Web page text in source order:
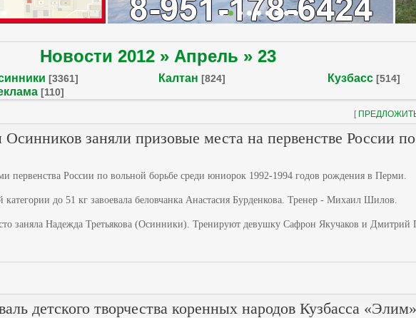
Новости 2012 » Апрель » 23
[3361] Калтан [824] Кузбасс [514]
[110]
[
заняли призовые места на первенстве России
первенства России по вольной борьбе среди юниорок 1992-1994 годов рождения в Перми.
категории до 51 кг завоевала беловчанка Анастасия Бурденкова. Тренер - Михаил Шилов.
заняла Надежда Третьякова (Осинники). Тренируют девушку Сафрон Якучаков и Дмитрий
детского творчества коренных народов Кузбасса «Элим»